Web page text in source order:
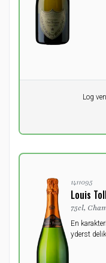
Log
1411095
Louis
75cl,
En
yderst